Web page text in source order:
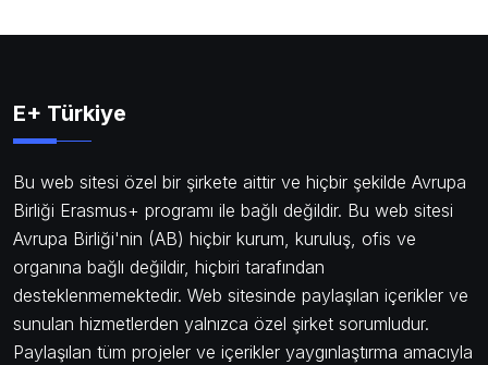
E+ Türkiye
Bu web sitesi özel bir şirkete aittir ve hiçbir şekilde Avrupa
Birliği Erasmus+ programı ile bağlı değildir. Bu web sitesi
Avrupa Birliği'nin (AB) hiçbir kurum, kuruluş, ofis ve
organına bağlı değildir, hiçbiri tarafından
desteklenmemektedir. Web sitesinde paylaşılan içerikler ve
sunulan hizmetlerden yalnızca özel şirket sorumludur.
Paylaşılan tüm projeler ve içerikler yaygınlaştırma amacıyla